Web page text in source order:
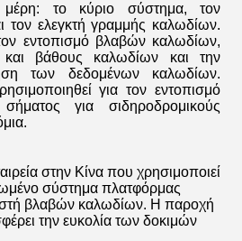
μέρη: το κύριο σύστημα, τον
τον ελεγκτή γραμμής καλωδίων.
τον εντοπισμό βλαβών καλωδίων,
βάθους καλωδίων και την
των δεδομένων καλωδίων.
για τον εντοπισμό
για σιδηροδρομικούς
στην Κίνα που χρησιμοποιεί
σύστημα πλατφόρμας
βλαβών καλωδίων. Η παροχή
την ευκολία των δοκιμών